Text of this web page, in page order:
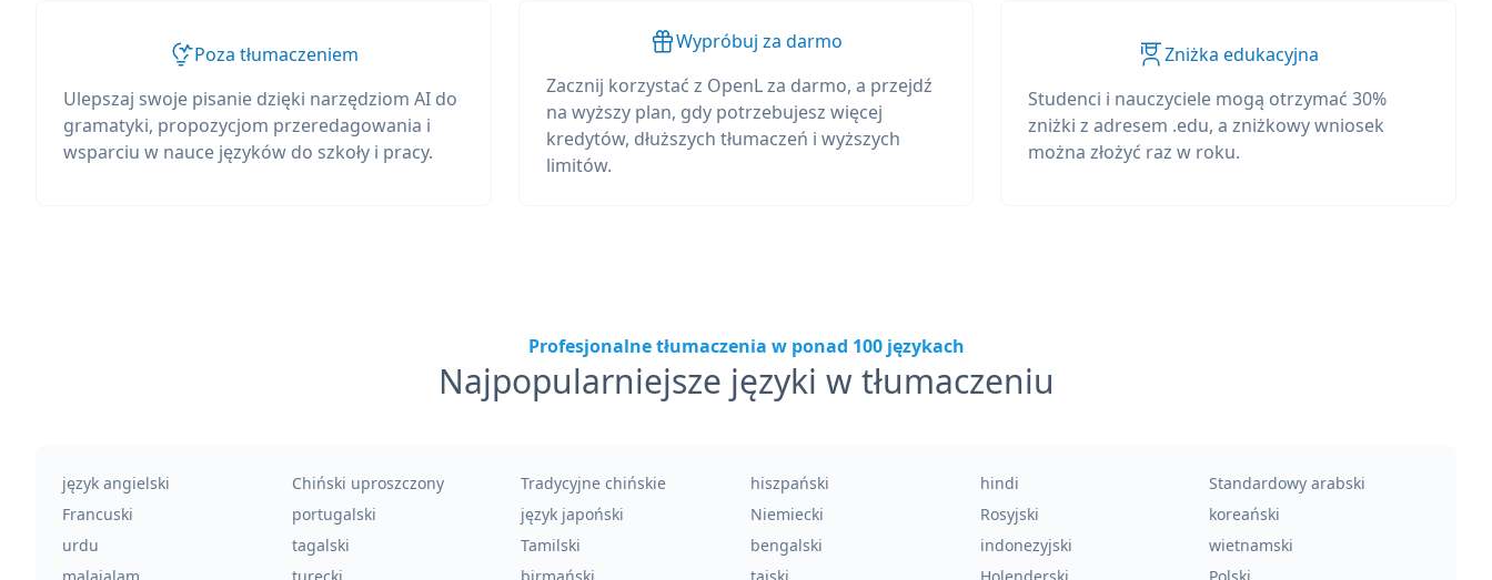
Poza tłumaczeniem
Ulepszaj swoje pisanie dzięki narzędziom AI do
gramatyki, propozycjom przeredagowania i
wsparciu w nauce języków do szkoły i pracy.
Wypróbuj za darmo
Zacznij korzystać z OpenL za darmo, a przejdź
na wyższy plan, gdy potrzebujesz więcej
kredytów, dłuższych tłumaczeń i wyższych
limitów.
Zniżka edukacyjna
Studenci i nauczyciele mogą otrzymać 30%
zniżki z adresem .edu, a zniżkowy wniosek
można złożyć raz w roku.
Profesjonalne tłumaczenia w ponad 100 językach
Najpopularniejsze języki w tłumaczeniu
język angielski Chiński uproszczony Tradycyjne chińskie hiszpański hindi
Standardowy arabski
Francuski
portugalski język japoński Niemiecki Rosyjski
koreański
urdu
tagalski Tamilski bengalski indonezyjski
wietnamski